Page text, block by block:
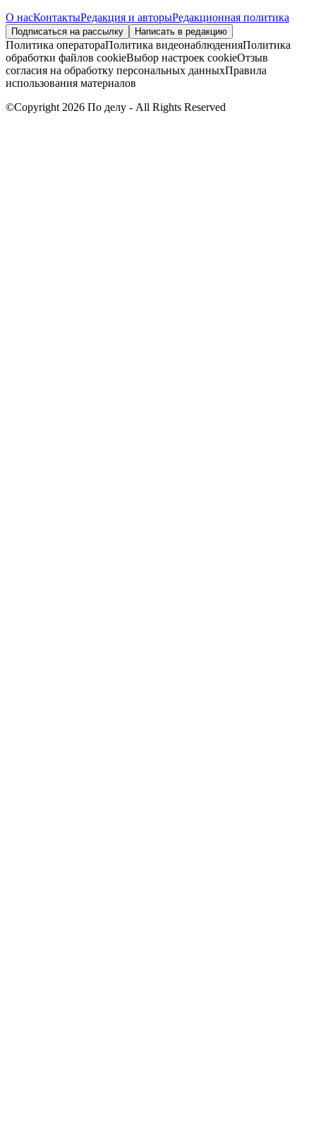
О насКонтактыРедакция и авторыРедакционная политика
Подписаться на рассылку Написать в редакцию
Политика оператораПолитика видеонаблюденияПолитика
обработки файлов cookieВыбор настроек cookieОтзыв
согласия на обработку персональных данныхПравила
использования материалов
©Copyright 2026 По делу - All Rights Reserved